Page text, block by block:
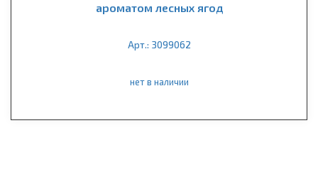
ароматом лесных ягод
Арт.: 3099062
нет в наличии